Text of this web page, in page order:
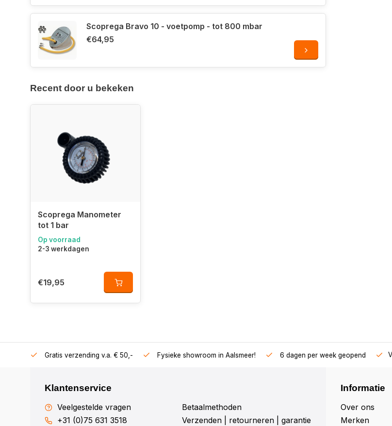
Scoprega Bravo 10 - voetpomp - tot 800 mbar
€64,95
Recent door u bekeken
Scoprega Manometer
tot 1 bar
Op voorraad
2-3 werkdagen
€19,95
Gratis verzending v.a. € 50,- Fysieke showroom in Aalsmeer! 6 dagen per week geopend
Klantenservice
Veelgestelde vragen
+31 (0)75 631 3518
Betaalmethoden
Verzenden | retourneren | garantie
Informatie
Over ons
Merken